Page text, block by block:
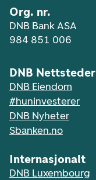
Org. nr.
DNB Bank ASA
984 851 006
DNB Nettsteder
DNB Eiendom
#huninvesterer
DNB Nyheter
Sbanken.no
Internasjonalt
DNB Luxembourg